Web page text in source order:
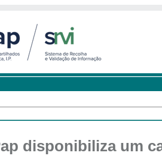
disponibiliza um